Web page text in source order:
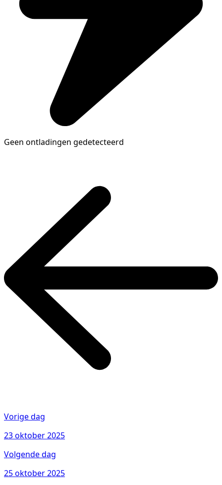
Geen ontladingen gedetecteerd
Vorige dag
23 oktober 2025
Volgende dag
25 oktober 2025